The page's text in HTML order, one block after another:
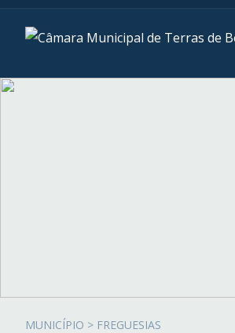
MUNICÍPIO > FREGUESIAS